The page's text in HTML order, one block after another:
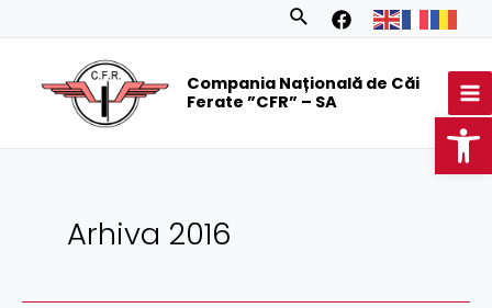
Search
Compania Națională de Căi
Ferate ”CFR” – SA
Arhiva 2016